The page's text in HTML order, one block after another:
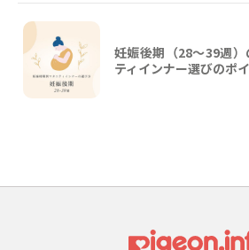
妊娠後期（28〜39週
ティインナー選びのポ